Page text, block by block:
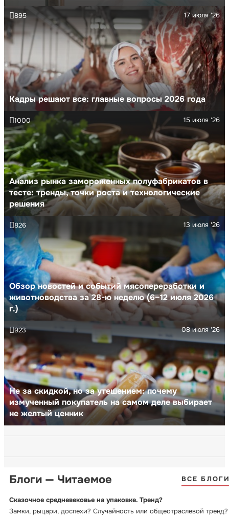
Кадры решают все: главные вопросы 2026 года
17 июля '26
895
Анализ рынка замороженных полуфабрикатов в
тесте: тренды, точки роста и технологические
решения
15 июля '26
1000
Обзор новостей и событий мясопереработки и
животноводства за 28-ю неделю (6–12 июля 2026
г.)
13 июля '26
826
Не за скидкой, но за утешением: почему
измученный покупатель на самом деле выбирает
не желтый ценник
08 июля '26
923
Блоги — Читаемое ВСЕ
Сказочное средневековье на упаковке. Тренд?
Замки, рыцари, доспехи? Случайность или общеотраслевой тренд?